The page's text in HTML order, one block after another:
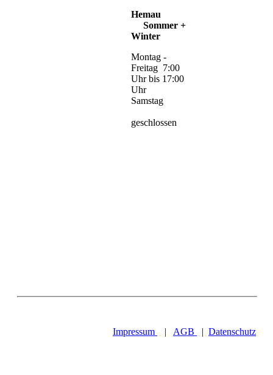
Hemau
Sommer +
Winter
Montag -
Freitag 7:00
Uhr bis 17:00
Uhr
Samstag
geschlossen
Impressum | AGB | Datenschutz